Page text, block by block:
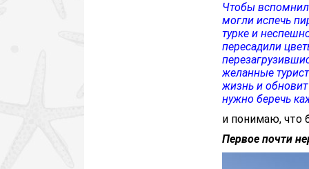
Чтобы
могли испечь
турке и
пересадили
желанные
жизнь и
нужно беречь
и понимаю, что
Первое почти